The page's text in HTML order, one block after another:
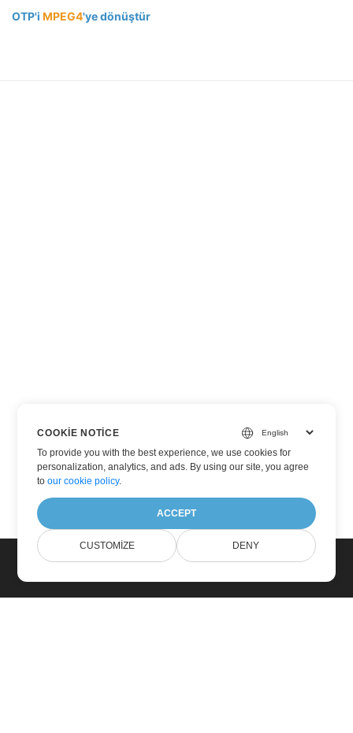
OTP'i MPEG4'ye dönüştür
COOKIE NOTICE
To provide you with the best experience, we use cookies for
personalization, analytics, and ads. By using our site, you agree
toour cookie policy.
ACCEPT
CUSTOMIZE DENY